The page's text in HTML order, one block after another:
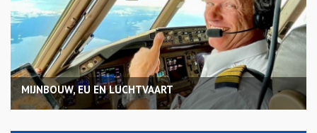
MIJNBOUW, EU EN LUCHTVAART